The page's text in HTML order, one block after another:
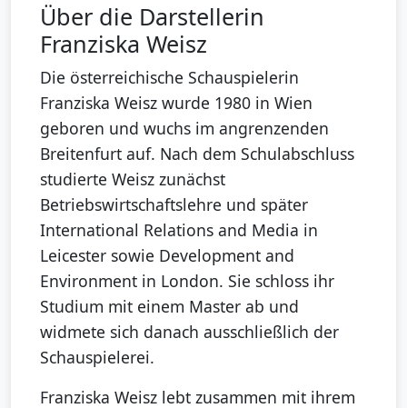
Über die Darstellerin
Franziska Weisz
Die österreichische Schauspielerin
Franziska Weisz wurde 1980 in Wien
geboren und wuchs im angrenzenden
Breitenfurt auf. Nach dem Schulabschluss
studierte Weisz zunächst
Betriebswirtschaftslehre und später
International Relations and Media in
Leicester sowie Development and
Environment in London. Sie schloss ihr
Studium mit einem Master ab und
widmete sich danach ausschließlich der
Schauspielerei.
Franziska Weisz lebt zusammen mit ihrem